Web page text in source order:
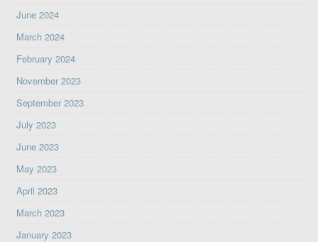
June 2024
March 2024
February 2024
November 2023
September 2023
July 2023
June 2023
May 2023
April 2023
March 2023
January 2023